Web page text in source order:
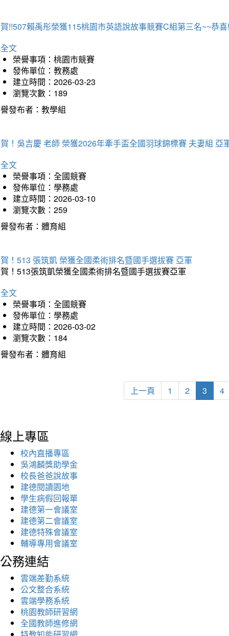
!!507賴禹彤榮獲115桃園市英語說故事競賽C組第三名~~恭喜
文
榮譽事項：桃園市競賽
發佈單位：教務處
建立時間：2026-03-23
瀏覽次數：189
發布者：教學組
！吳吉慶 老師 榮獲2026年牽手盃全國羽球錦標賽 夫妻組 亞
文
榮譽事項：全國競賽
發佈單位：學務處
建立時間：2026-03-10
瀏覽次數：259
發布者：體育組
！513 張筑凱 榮獲全國柔術排名暨國手選拔賽 亞軍
！513張筑凱榮獲全國柔術排名暨國手選拔賽亞軍
文
榮譽事項：全國競賽
發佈單位：學務處
建立時間：2026-03-02
瀏覽次數：184
發布者：體育組
上一頁 1 2 3 4
線上專區
校內直播專區
吳鴻麟獎助學金
校長爸爸說故事
建德閱讀園地
學生病假回報單
建德第一會議室
建德第二會議室
建德特殊會議室
輔導專用會議室
公務連結
雲端差勤系統
公文整合系統
雲端學務系統
桃園教師研習網
全國教師進修網